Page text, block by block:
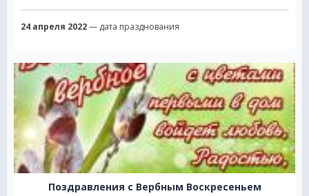
24 апреля 2022— дата празднования
Поздравления с Вербным Воскресеньем